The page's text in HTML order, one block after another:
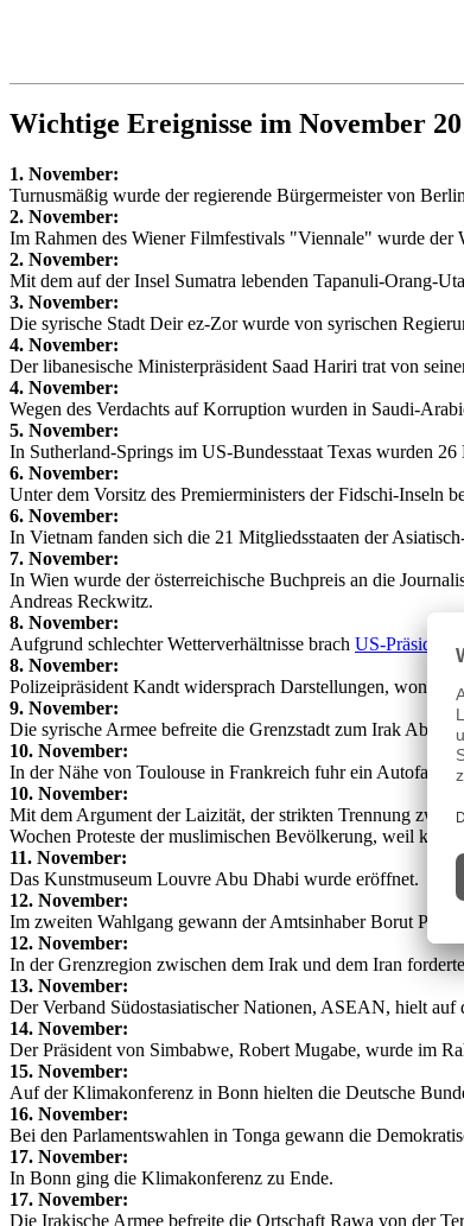
Wichtige Ereignisse im November
1. November:
Turnusmäßig wurde der regierende Bürgermeister von
2. November:
Im Rahmen des Wiener Filmfestivals "Viennale" wurde
2. November:
Mit dem auf der Insel Sumatra lebenden Tapanuli-Orang-
3. November:
Die syrische Stadt Deir ez-Zor wurde von syrischen
4. November:
Der libanesische Ministerpräsident Saad Hariri trat von
4. November:
Wegen des Verdachts auf Korruption wurden in Saudi-
5. November:
In Sutherland-Springs im US-Bundesstaat Texas wurden
6. November:
Unter dem Vorsitz des Premierministers der Fidschi-Inseln
6. November:
In Vietnam fanden sich die 21 Mitgliedsstaaten der
7. November:
In Wien wurde der österreichische Buchpreis an die
Andreas Reckwitz.
8. November:
Aufgrund schlechter Wetterverhältnisse brach US-Präsident
8. November:
Polizeipräsident Kandt widersprach Darstellungen, wonach
9. November:
Die syrische Armee befreite die Grenzstadt zum Irak Abu
10. November:
In der Nähe von Toulouse in Frankreich fuhr ein
10. November:
Mit dem Argument der Laizität, der strikten Trennung
Wochen Proteste der muslimischen Bevölkerung, weil kein
11. November:
Das Kunstmuseum Louvre Abu Dhabi wurde eröffnet.
12. November:
Im zweiten Wahlgang gewann der Amtsinhaber Borut
12. November:
In der Grenzregion zwischen dem Irak und dem Iran
13. November:
Der Verband Südostasiatischer Nationen, ASEAN, hielt
14. November:
Der Präsident von Simbabwe, Robert Mugabe, wurde im
15. November:
Auf der Klimakonferenz in Bonn hielten die Deutsche
16. November:
Bei den Parlamentswahlen in Tonga gewann die
17. November:
In Bonn ging die Klimakonferenz zu Ende.
17. November:
Die Irakische Armee befreite die Ortschaft Rawa von der